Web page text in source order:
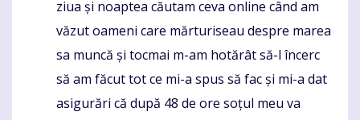
ziua și noaptea căutam ceva online când am
văzut oameni care mărturiseau despre marea
sa muncă și tocmai m-am hotărât să-l încerc
să am făcut tot ce mi-a spus să fac și mi-a dat
asigurări că după 48 de ore soțul meu va